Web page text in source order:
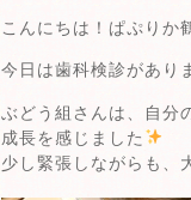
こんにちは！ぱぷり
今日は歯科検診があり
ぶどう組さんは、自分
成長を感じました
少し緊張しながらも、